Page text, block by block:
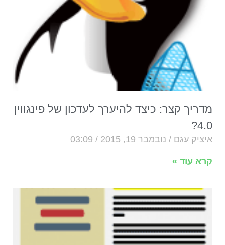
מדריך קצר: כיצד להיערך לעדכון של פינגווין
4.0?
איציק עגם נובמבר 19, 2015
קרא עוד »